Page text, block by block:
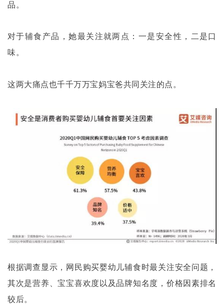
品。
对于辅食产品，她最关注就两点：一是安全性，二是口
味。
这两大痛点也千千万万宝妈宝爸共同关注的点。
根据调查显示，网民购买婴幼儿辅食时最关注安全问题，
其次是营养、宝宝喜欢度以及品牌知名度，价格因素排名
较后。